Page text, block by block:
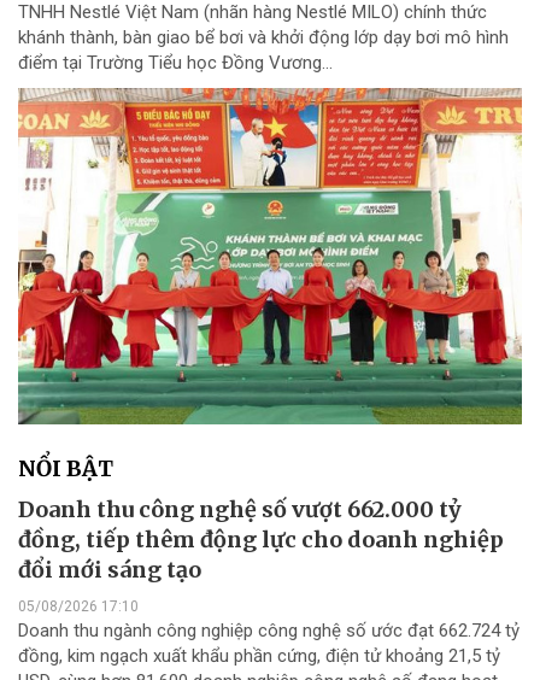
TNHH Nestlé Việt Nam (nhãn hàng Nestlé MILO) chính thức
khánh thành, bàn giao bể bơi và khởi động lớp dạy bơi mô hình
điểm tại Trường Tiểu học Đồng Vương...
NỔI BẬT
Doanh thu công nghệ số vượt 662.000 tỷ
đồng, tiếp thêm động lực cho doanh nghiệp
đổi mới sáng tạo
05/08/2026 17:10
Doanh thu ngành công nghiệp công nghệ số ước đạt 662.724 tỷ
đồng, kim ngạch xuất khẩu phần cứng, điện tử khoảng 21,5 tỷ